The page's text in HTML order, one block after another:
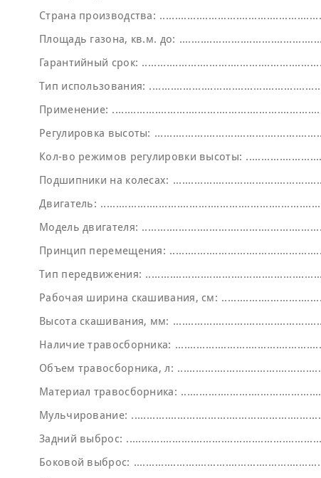
Страна производства:
Площадь газона, кв.м. до:
Гарантийный срок:
Тип использования:
Применение:
Регулировка высоты:
Кол-во режимов регулировки высоты:
Подшипники на колесах:
Двигатель:
Модель двигателя:
Принцип перемещения:
Тип передвижения:
Рабочая ширина скашивания, см:
Высота скашивания, мм:
Наличие травосборника:
Объем травосборника, л:
Материал травосборника:
Мульчирование:
Задний выброс:
Боковой выброс: